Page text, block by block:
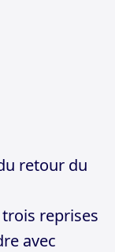
retour du
reprises
avec